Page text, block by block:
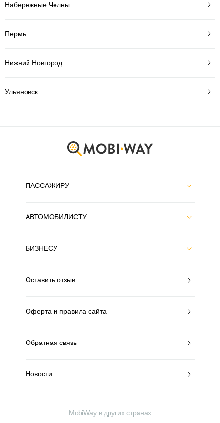
Набережные Челны
Пермь
Нижний Новгород
Ульяновск
ПАССАЖИРУ
АВТОМОБИЛИСТУ
БИЗНЕСУ
Оставить отзыв
Оферта и правила сайта
Обратная связь
Новости
MobiWay в других странах